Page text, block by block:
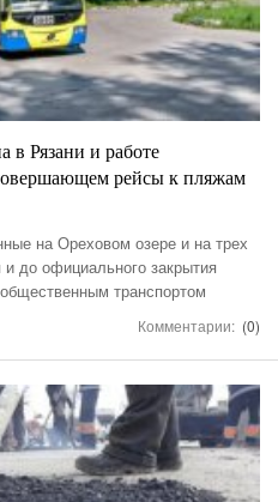
в Рязани и работе
рейсы к пляжам
на Ореховом озере и на трех
и до официального закрытия
транспортом
Комментарии: (0)